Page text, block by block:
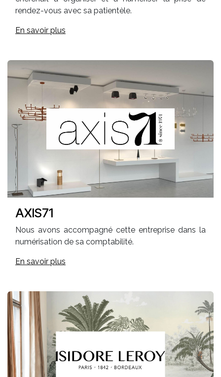
rendez-vous avec sa patientèle.
En savoir plus
AXIS71
Nous avons accompagné cette entreprise dans la
numérisation de sa comptabilité.
En savoir plus